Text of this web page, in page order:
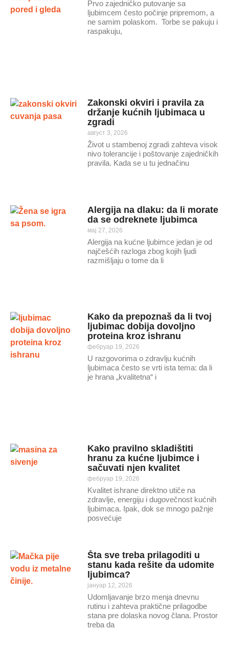
Prvo zajedničko putovanje sa
ljubimcem često počinje pripremom, a
ne samim polaskom. Torbe se pakuju i
raspakuju,
Zakonski okviri i pravila za
držanje kućnih ljubimaca u
zgradi
август 3, 2026
Život u stambenoj zgradi zahteva visok
nivo tolerancije i poštovanje zajedničkih
pravila. Kada se u tu jednačinu
Alergija na dlaku: da li morate
da se odreknete ljubimca
мај 27, 2026
Alergija na kućne ljubimce jedan je od
najčešćih razloga zbog kojih ljudi
razmišljaju o tome da li
Kako da prepoznaš da li tvoj
ljubimac dobija dovoljno
proteina kroz ishranu
фебруар 19, 2026
U razgovorima o zdravlju kućnih
ljubimaca često se vrti ista tema: da li
je hrana „kvalitetna“ i
Kako pravilno skladištiti
hranu za kućne ljubimce i
sačuvati njen kvalitet
фебруар 19, 2026
Kvalitet ishrane direktno utiče na
zdravlje, energiju i dugovečnost kućnih
ljubimaca. Ipak, dok se mnogo pažnje
posvećuje
Šta sve treba prilagoditi u
stanu kada rešite da udomite
ljubimca?
јануар 12, 2026
Udomljavanje brzo menja dnevnu
rutinu i zahteva praktične prilagodbe
stana pre dolaska novog člana. Prostor
treba da